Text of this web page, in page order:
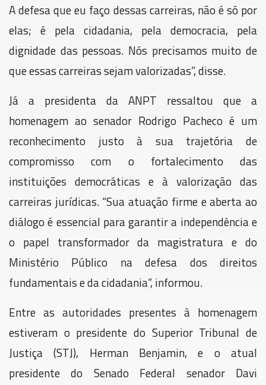
A defesa que eu faço dessas carreiras, não é só por
elas; é pela cidadania, pela democracia, pela
dignidade das pessoas. Nós precisamos muito de
que essas carreiras sejam valorizadas”, disse.
Já a presidenta da ANPT ressaltou que a
homenagem ao senador Rodrigo Pacheco é um
reconhecimento justo à sua trajetória de
compromisso com o fortalecimento das
instituições democráticas e à valorização das
carreiras jurídicas. “Sua atuação firme e aberta ao
diálogo é essencial para garantir a independência e
o papel transformador da magistratura e do
Ministério Público na defesa dos direitos
fundamentais e da cidadania”, informou.
Entre as autoridades presentes à homenagem
estiveram o presidente do Superior Tribunal de
Justiça (STJ), Herman Benjamin, e o atual
presidente do Senado Federal senador Davi